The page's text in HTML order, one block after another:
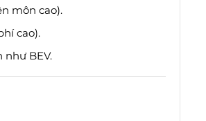
môn cao).
cao).
như BEV.